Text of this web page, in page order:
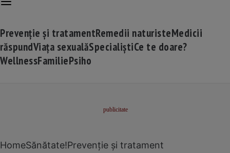
Prevenție și tratamentRemedii naturisteMedicii
răspundViața sexualăSpecialiștiCe te doare?
WellnessFamiliePsiho
HomeSănătate!Prevenție și tratament